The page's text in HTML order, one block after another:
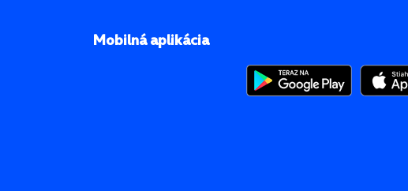
Mobilná aplikácia